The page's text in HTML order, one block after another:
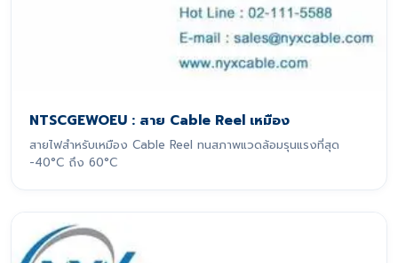
NTSCGEWOEU : สาย Cable Reel เหมือง
สายไฟสำหรับเหมือง Cable Reel ทนสภาพแวดล้อมรุนแรงที่สุด
-40°C ถึง 60°C